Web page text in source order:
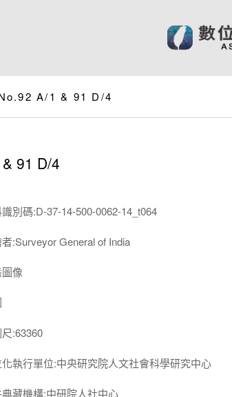
A/1 & 91 D/4
91 D/4
別碼:D-37-14-500-0062-14_t064
:Surveyor General of India
像
:63360
執行單位:中央研究院人文社會科學研究中心
藏機構:中研院人社中心